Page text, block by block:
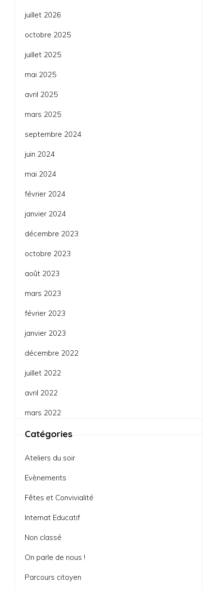
juillet 2026
octobre 2025
juillet 2025
mai 2025
avril 2025
mars 2025
septembre 2024
juin 2024
mai 2024
février 2024
janvier 2024
décembre 2023
octobre 2023
août 2023
mars 2023
février 2023
janvier 2023
décembre 2022
juillet 2022
avril 2022
mars 2022
Catégories
Ateliers du soir
Evènements
Fêtes et Convivialité
Internat Educatif
Non classé
On parle de nous !
Parcours citoyen